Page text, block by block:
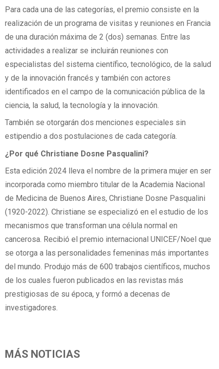
Para cada una de las categorías, el premio consiste en la
realización de un programa de visitas y reuniones en Francia
de una duración máxima de 2 (dos) semanas. Entre las
actividades a realizar se incluirán reuniones con
especialistas del sistema científico, tecnológico, de la salud
y de la innovación francés y también con actores
identificados en el campo de la comunicación pública de la
ciencia, la salud, la tecnología y la innovación.
También se otorgarán dos menciones especiales sin
estipendio a dos postulaciones de cada categoría.
¿Por qué Christiane Dosne Pasqualini?
Esta edición 2024 lleva el nombre de la primera mujer en ser
incorporada como miembro titular de la Academia Nacional
de Medicina de Buenos Aires, Christiane Dosne Pasqualini
(1920-2022). Christiane se especializó en el estudio de los
mecanismos que transforman una célula normal en
cancerosa. Recibió el premio internacional UNICEF/Noel que
se otorga a las personalidades femeninas más importantes
del mundo. Produjo más de 600 trabajos científicos, muchos
de los cuales fueron publicados en las revistas más
prestigiosas de su época, y formó a decenas de
investigadores.
MÁS NOTICIAS